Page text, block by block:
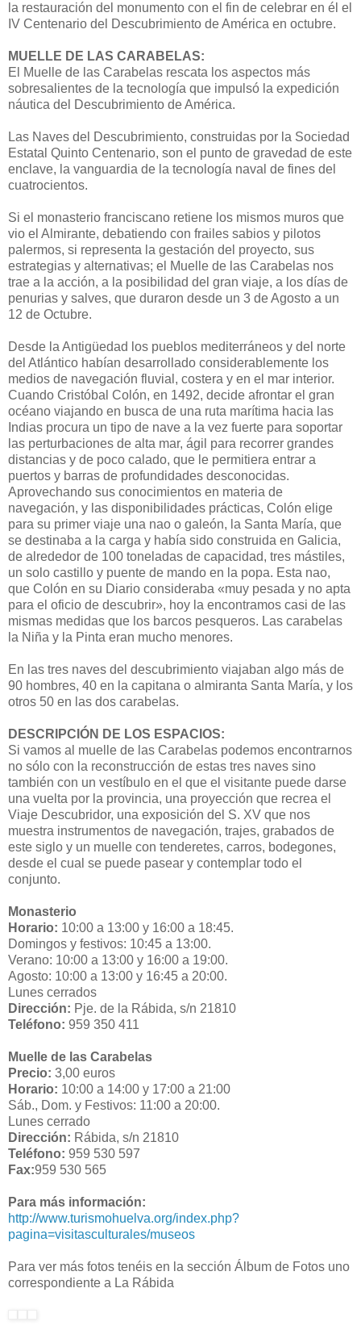
la restauración del monumento con el fin de celebrar en él el
IV Centenario del Descubrimiento de América en octubre.
MUELLE DE LAS CARABELAS:
El Muelle de las Carabelas rescata los aspectos más
sobresalientes de la tecnología que impulsó la expedición
náutica del Descubrimiento de América.
Las Naves del Descubrimiento, construidas por la Sociedad
Estatal Quinto Centenario, son el punto de gravedad de este
enclave, la vanguardia de la tecnología naval de fines del
cuatrocientos.
Si el monasterio franciscano retiene los mismos muros que
vio el Almirante, debatiendo con frailes sabios y pilotos
palermos, si representa la gestación del proyecto, sus
estrategias y alternativas; el Muelle de las Carabelas nos
trae a la acción, a la posibilidad del gran viaje, a los días de
penurias y salves, que duraron desde un 3 de Agosto a un
12 de Octubre.
Desde la Antigüedad los pueblos mediterráneos y del norte
del Atlántico habían desarrollado considerablemente los
medios de navegación fluvial, costera y en el mar interior.
Cuando Cristóbal Colón, en 1492, decide afrontar el gran
océano viajando en busca de una ruta marítima hacia las
Indias procura un tipo de nave a la vez fuerte para soportar
las perturbaciones de alta mar, ágil para recorrer grandes
distancias y de poco calado, que le permitiera entrar a
puertos y barras de profundidades desconocidas.
Aprovechando sus conocimientos en materia de
navegación, y las disponibilidades prácticas, Colón elige
para su primer viaje una nao o galeón, la Santa María, que
se destinaba a la carga y había sido construida en Galicia,
de alrededor de 100 toneladas de capacidad, tres mástiles,
un solo castillo y puente de mando en la popa. Esta nao,
que Colón en su Diario consideraba «muy pesada y no apta
para el oficio de descubrir», hoy la encontramos casi de las
mismas medidas que los barcos pesqueros. Las carabelas
la Niña y la Pinta eran mucho menores.
En las tres naves del descubrimiento viajaban algo más de
90 hombres, 40 en la capitana o almiranta Santa María, y los
otros 50 en las dos carabelas.
DESCRIPCIÓN DE LOS ESPACIOS:
Si vamos al muelle de las Carabelas podemos encontrarnos
no sólo con la reconstrucción de estas tres naves sino
también con un vestíbulo en el que el visitante puede darse
una vuelta por la provincia, una proyección que recrea el
Viaje Descubridor, una exposición del S. XV que nos
muestra instrumentos de navegación, trajes, grabados de
este siglo y un muelle con tenderetes, carros, bodegones,
desde el cual se puede pasear y contemplar todo el
conjunto.
Monasterio
Horario: 10:00 a 13:00 y 16:00 a 18:45.
Domingos y festivos: 10:45 a 13:00.
Verano: 10:00 a 13:00 y 16:00 a 19:00.
Agosto: 10:00 a 13:00 y 16:45 a 20:00.
Lunes cerrados
Dirección: Pje. de la Rábida, s/n 21810
Teléfono: 959 350 411
Muelle de las Carabelas
Precio: 3,00 euros
Horario: 10:00 a 14:00 y 17:00 a 21:00
Sáb., Dom. y Festivos: 11:00 a 20:00.
Lunes cerrado
Dirección: Rábida, s/n 21810
Teléfono: 959 530 597
Fax:959 530 565
Para más información:
http://www.turismohuelva.org/index.php?
pagina=visitasculturales/museos
Para ver más fotos tenéis en la sección Álbum de Fotos uno
correspondiente a La Rábida